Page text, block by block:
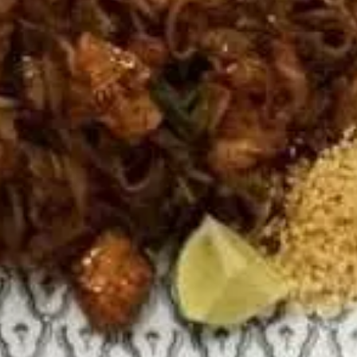
Paramètres de
confidentialité
Afin de faciliter votre navigation et de vous
apporter le meilleur service possible, nous utilisons
des cookies pour améliorer le site aux besoins des
visiteurs, notamment selon la fréquentation.
Nos politique de confidentialité